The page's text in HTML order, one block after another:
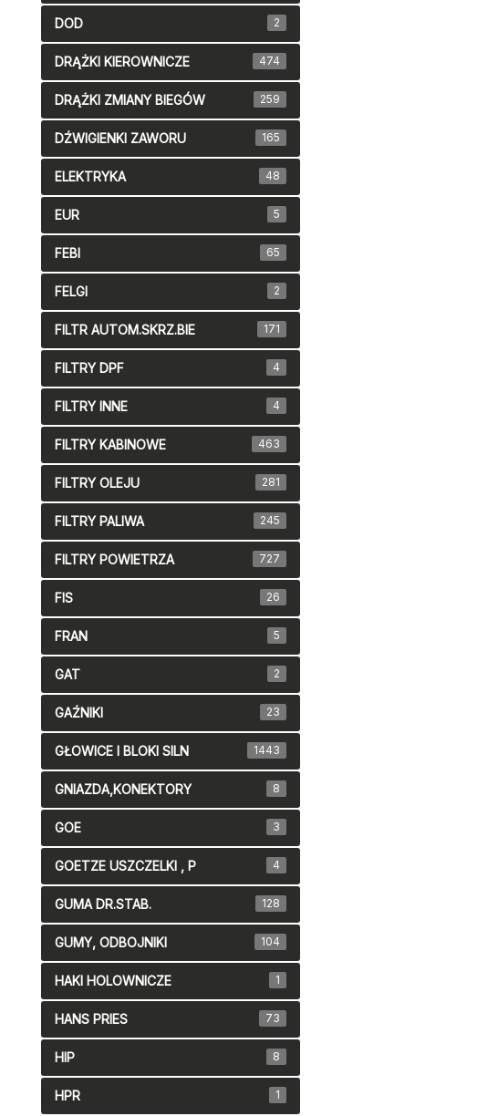
DOD 2
DRĄŻKI KIEROWNICZE 474
DRĄŻKI ZMIANY BIEGÓW 259
DŹWIGIENKI ZAWORU 165
ELEKTRYKA 48
EUR 5
FEBI 65
FELGI 2
FILTR AUTOM.SKRZ.BIE 171
FILTRY DPF 4
FILTRY INNE 4
FILTRY KABINOWE 463
FILTRY OLEJU 281
FILTRY PALIWA 245
FILTRY POWIETRZA 727
FIS 26
FRAN 5
GAT 2
GAŹNIKI 23
GŁOWICE I BLOKI SILN 1443
GNIAZDA,KONEKTORY 8
GOE 3
GOETZE USZCZELKI , P 4
GUMA DR.STAB. 128
GUMY, ODBOJNIKI 104
HAKI HOLOWNICZE 1
HANS PRIES 73
HIP 8
HPR 1